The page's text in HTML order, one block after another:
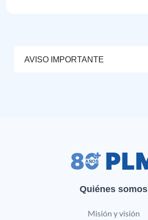
AVISO IMPORTANTE
Quiénes somos
Misión y visión